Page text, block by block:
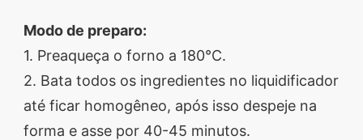
Modo de preparo:
1. Preaqueça o forno a 180°C.
2. Bata todos os ingredientes no liquidificador
até ficar homogêneo, após isso despeje na
forma e asse por 40-45 minutos.